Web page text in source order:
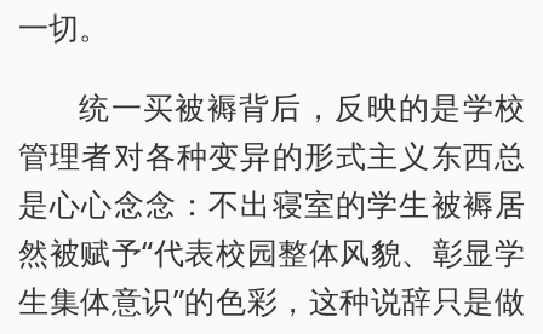
一切。
统一买被褥背后，反映的是学校
管理者对各种变异的形式主义东西总
是心心念念：不出寝室的学生被褥居
然被赋予“代表校园整体风貌、彰显学
生集体意识”的色彩，这种说辞只是做